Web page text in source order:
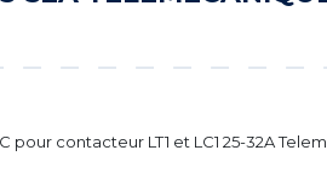
pour contacteur LT1 et LC1 25-32A